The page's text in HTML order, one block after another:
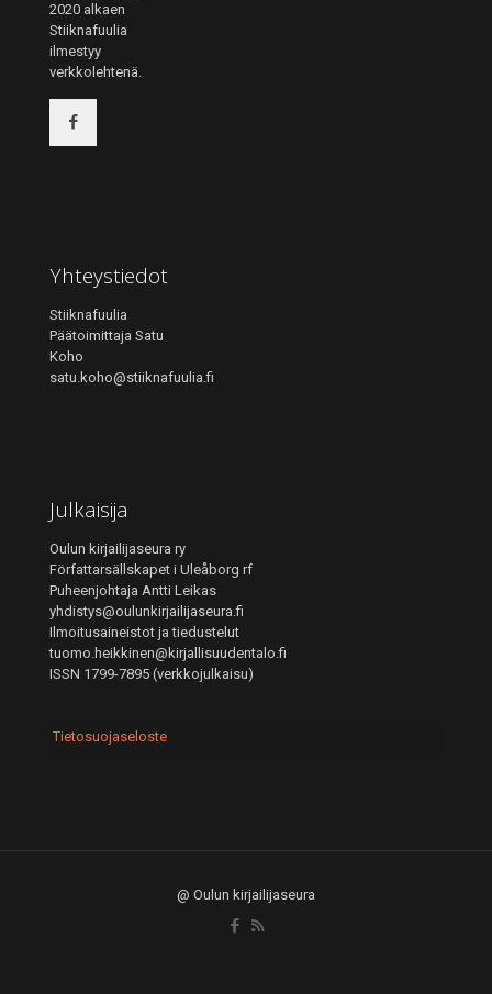
2020 alkaen
Stiiknafuulia
ilmestyy
verkkolehtenä.
Yhteystiedot
Stiiknafuulia
Päätoimittaja Satu
Koho
satu.koho@stiiknafuulia.fi
Julkaisija
Oulun kirjailijaseura ry
Författarsällskapet i Uleåborg rf
Puheenjohtaja Antti Leikas
yhdistys@oulunkirjailijaseura.fi
Ilmoitusaineistot ja tiedustelut
tuomo.heikkinen@kirjallisuudentalo.fi
ISSN 1799-7895 (verkkojulkaisu)
Tietosuojaseloste
@ Oulun kirjailijaseura